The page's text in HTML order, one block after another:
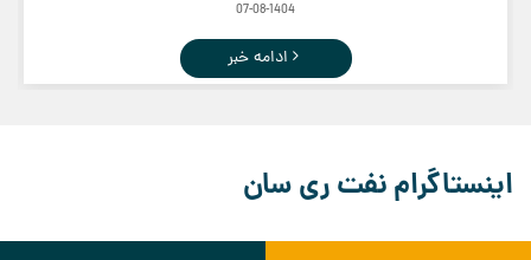
07-08-1404
ادامه خبر
اینستاگرام نفت ری سان